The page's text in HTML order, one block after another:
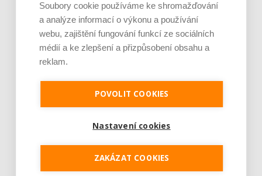
jejím odstranění, případně
poté na základě
předepsané dokumentace
může rozhodnout o
dodatečném povolení
stavby.„Pokud ale bude
schváleno nové znění zákona
v aktuálně projednávané
formě, nebude už nadále
povolit a vždy bude muset
být rozhodnuto o jejím
Soubory cookie používáme ke shromažďování
a analýze informací o výkonu a používání
webu, zajištění fungování funkcí ze sociálních
médií a ke zlepšení a přizpůsobení obsahu a
reklam.
POVOLIT COOKIES
Nastavení cookies
ZAKÁZAT COOKIES